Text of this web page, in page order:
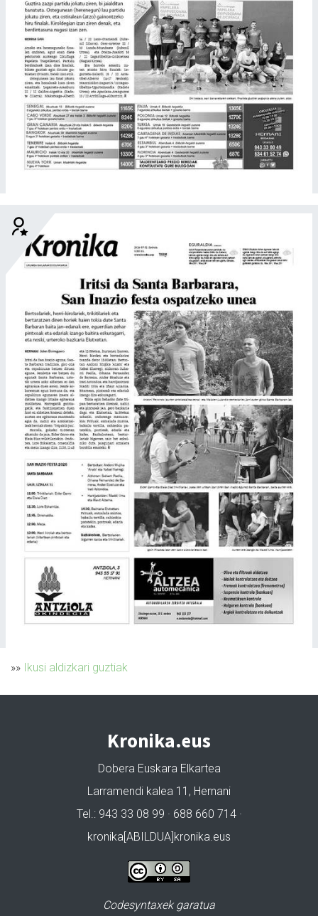
»» Ikusi aldizkari guztiak
Kronika.eus
Dobera Euskara Elkartea
Larramendi kalea 11, Hernani
Tel.: 943 33 08 99 · 688 660 714 ·
kronika[ABILDUA]kronika.eus
Codesyntaxek garatua